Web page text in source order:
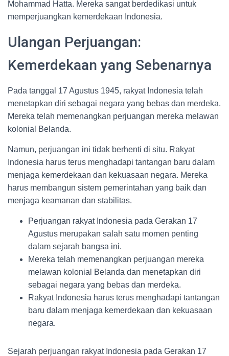
Mohammad Hatta. Mereka sangat berdedikasi untuk
memperjuangkan kemerdekaan Indonesia.
Ulangan Perjuangan:
Kemerdekaan yang Sebenarnya
Pada tanggal 17 Agustus 1945, rakyat Indonesia telah
menetapkan diri sebagai negara yang bebas dan merdeka.
Mereka telah memenangkan perjuangan mereka melawan
kolonial Belanda.
Namun, perjuangan ini tidak berhenti di situ. Rakyat
Indonesia harus terus menghadapi tantangan baru dalam
menjaga kemerdekaan dan kekuasaan negara. Mereka
harus membangun sistem pemerintahan yang baik dan
menjaga keamanan dan stabilitas.
Perjuangan rakyat Indonesia pada Gerakan 17
Agustus merupakan salah satu momen penting
dalam sejarah bangsa ini.
Mereka telah memenangkan perjuangan mereka
melawan kolonial Belanda dan menetapkan diri
sebagai negara yang bebas dan merdeka.
Rakyat Indonesia harus terus menghadapi tantangan
baru dalam menjaga kemerdekaan dan kekuasaan
negara.
Sejarah perjuangan rakyat Indonesia pada Gerakan 17